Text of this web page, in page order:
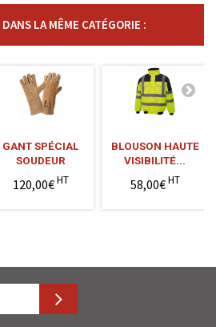
LA MÊME CATÉGORIE :
GANT SPÉCIAL
SOUDEUR
120,00€HT
BLOUSON HAUTE
VISIBILITÉ...
58,00€HT